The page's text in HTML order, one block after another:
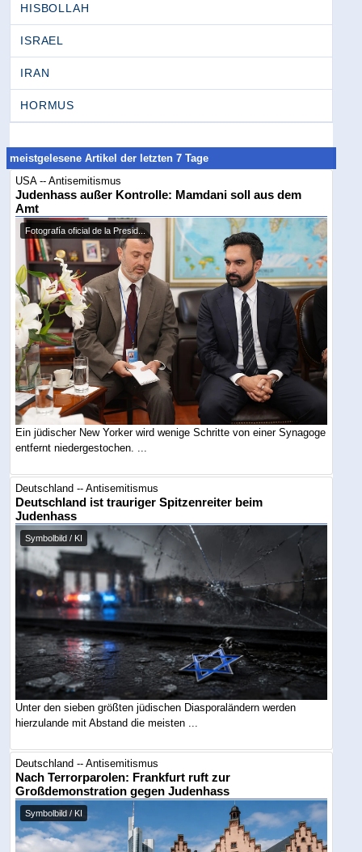
HISBOLLAH
ISRAEL
IRAN
HORMUS
meistgelesene Artikel der letzten 7 Tage
USA -- Antisemitismus
Judenhass außer Kontrolle: Mamdani soll aus dem
Amt
Fotografía oficial de la Presid...
Ein jüdischer New Yorker wird wenige Schritte von einer Synagoge
entfernt niedergestochen. ...
Deutschland -- Antisemitismus
Deutschland ist trauriger Spitzenreiter beim
Judenhass
Symbolbild / KI
Unter den sieben größten jüdischen Diasporaländern werden
hierzulande mit Abstand die meisten ...
Deutschland -- Antisemitismus
Nach Terrorparolen: Frankfurt ruft zur
Großdemonstration gegen Judenhass
Symbolbild / KI